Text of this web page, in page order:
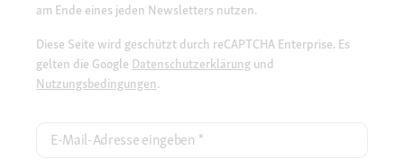
am Ende eines jeden Newsletters nutzen.
Diese Seite wird geschützt durch reCAPTCHA Enterprise. Es
gelten die Google Datenschutzerklärung und
Nutzungsbedingungen.
E-Mail-Adresse eingeben *